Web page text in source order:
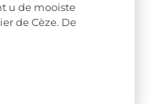
u de mooiste
de Cèze. De